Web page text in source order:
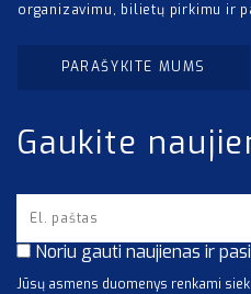
organizavimu, bilietų pirkimu ir
PARAŠYKITE MUMS
Gaukite
Noriu gauti naujienas ir
Jūsų asmens duomenys renkami